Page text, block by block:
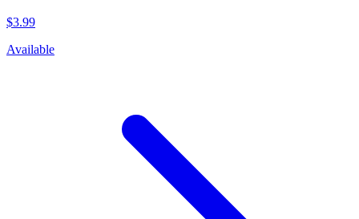
$3.99
Available